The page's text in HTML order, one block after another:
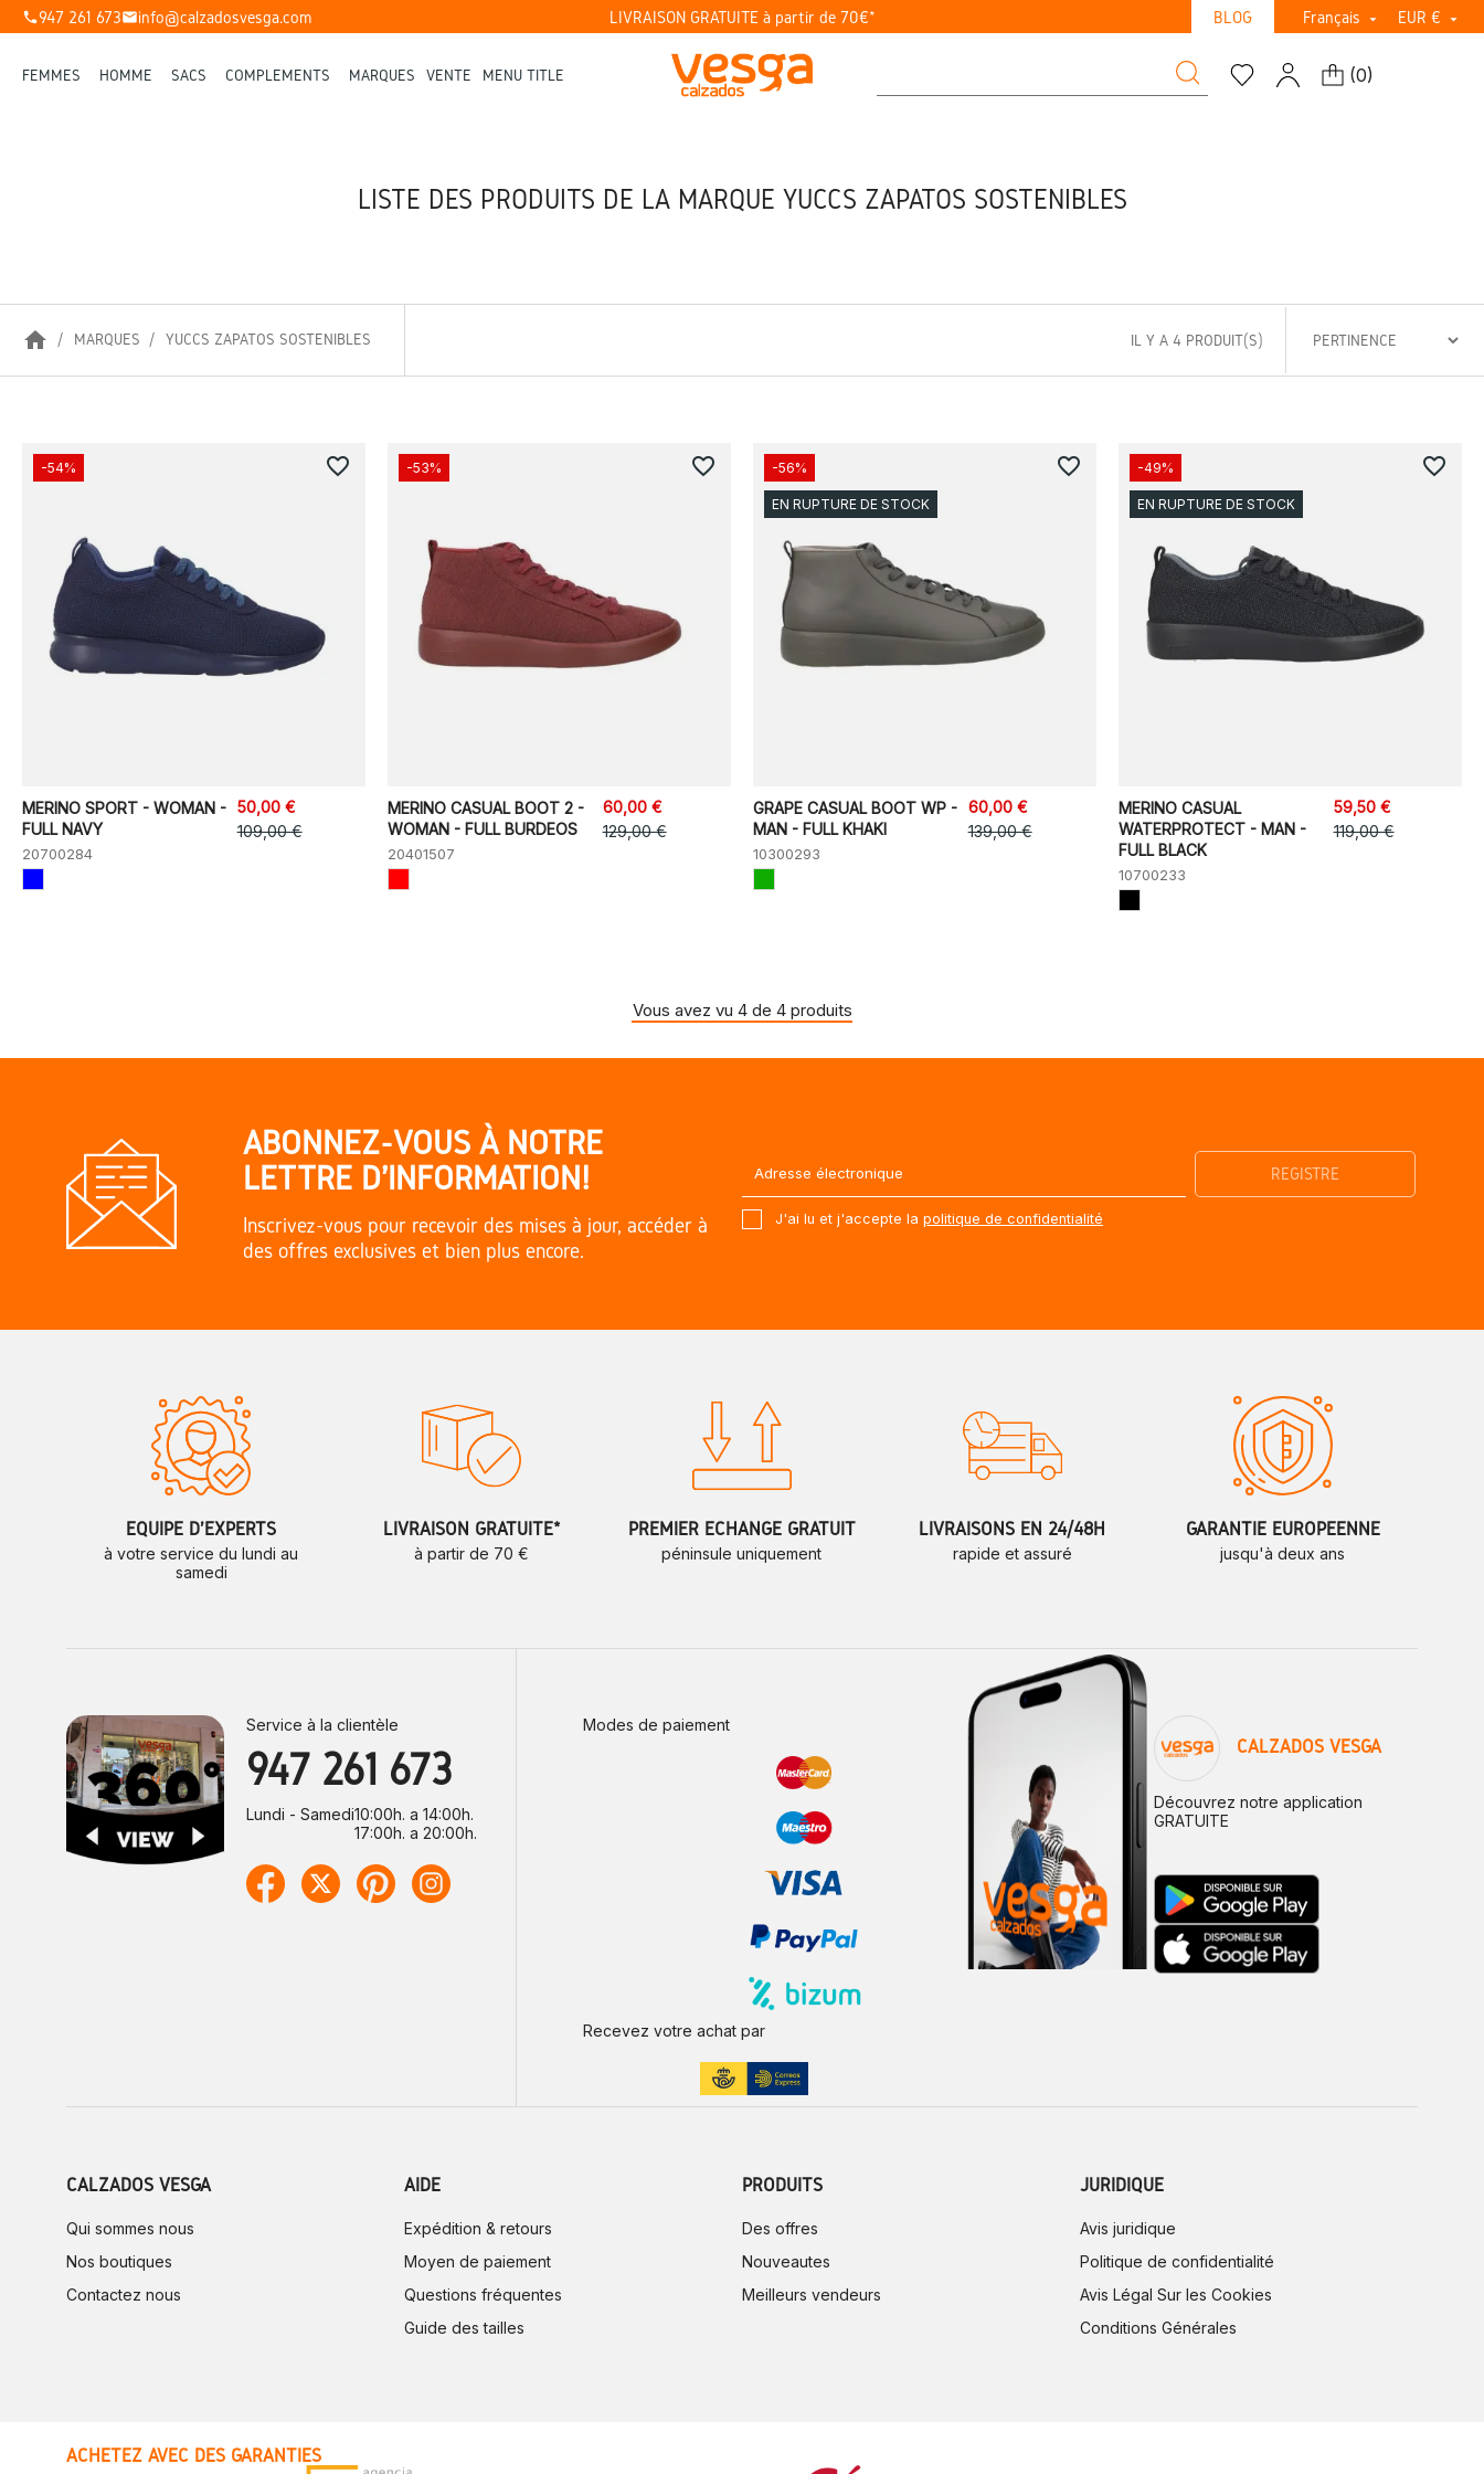
phone947 261 673mailinfo@calzadosvesga.com LIVRAISON GRATUITE à partir de 70€* BLOG Français  EUR € 
FEMMES HOMME SACS COMPLÉMENTS MARQUES VENTE MENU TITLE (0)
LISTE DES PRODUITS DE LA MARQUE YUCCS ZAPATOS SOSTENIBLES
home MARQUES YUCCS ZAPATOS SOSTENIBLES IL Y A 4 PRODUIT(S)
MERINO SPORT - WOMAN -
FULL NAVY
20700284
50,00 €
109,00 €
-54% favorite_border
MERINO CASUAL BOOT 2 -
WOMAN - FULL BURDEOS
20401507
60,00 €
129,00 €
-53% favorite_border
GRAPE CASUAL BOOT WP -
MAN - FULL KHAKI
10300293
60,00 €
139,00 €
-56%
EN RUPTURE DE STOCK
favorite_border
MERINO CASUAL
WATERPROTECT - MAN -
FULL BLACK
10700233
59,50 €
119,00 €
-49%
EN RUPTURE DE STOCK
favorite_border
Vous avez vu 4 de 4 produits
ABONNEZ-VOUS À NOTRE
LETTRE D'INFORMATION!
Inscrivez-vous pour recevoir des mises à jour, accéder à
des offres exclusives et bien plus encore.
J'ai lu et j'accepte la politique de confidentialité
ÉQUIPE D'EXPERTS
à votre service du lundi au
samedi
LIVRAISON GRATUITE*
à partir de 70 €
PREMIER ÉCHANGE GRATUIT
péninsule uniquement
LIVRAISONS EN 24/48H
rapide et assuré
GARANTIE EUROPÉENNE
jusqu'à deux ans
Service à la clientèle
947 261 673
Lundi - Samedi10:00h. a 14:00h.
17:00h. a 20:00h.
Modes de paiement
Recevez votre achat par
CALZADOS VESGA
Découvrez notre application
GRATUITE
CALZADOS VESGA
Qui sommes nous
Nos boutiques
Contactez nous
AIDE
Expédition & retours
Moyen de paiement
Questions fréquentes
Guide des tailles
PRODUITS
Des offres
Nouveautes
Meilleurs vendeurs
JURIDIQUE
Avis juridique
Politique de confidentialité
Avis Légal Sur les Cookies
Conditions Générales
ACHETEZ AVEC DES GARANTIES